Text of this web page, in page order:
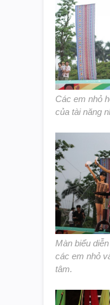
Các em nhỏ
của tài năng
Màn biểu
các em nhỏ
tâm.